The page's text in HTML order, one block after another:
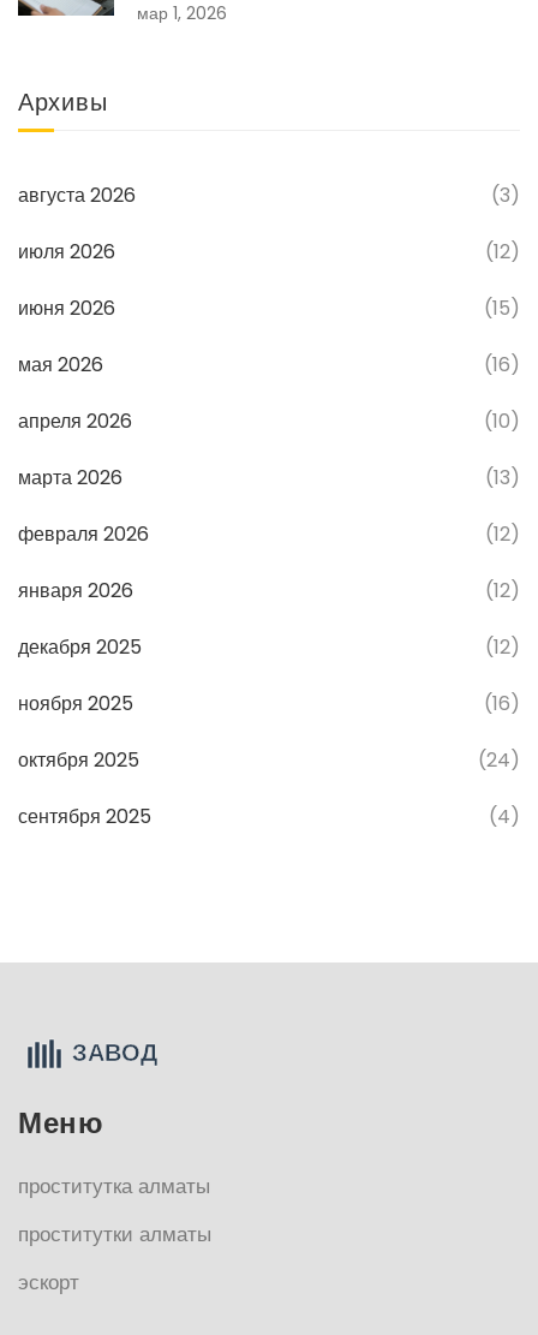
мар 1, 2026
Архивы
августа 2026 (3)
июля 2026 (12)
июня 2026 (15)
мая 2026 (16)
апреля 2026 (10)
марта 2026 (13)
февраля 2026 (12)
января 2026 (12)
декабря 2025 (12)
ноября 2025 (16)
октября 2025 (24)
сентября 2025 (4)
Меню
проститутка алматы
проститутки алматы
эскорт